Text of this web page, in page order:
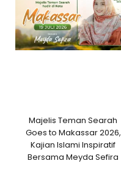
Majelis Teman Searah
Goes to Makassar 2026,
Kajian Islami Inspiratif
Bersama Meyda Sefira